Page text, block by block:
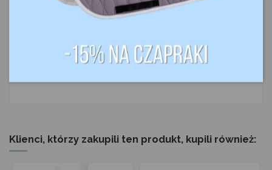
Eleganckie, gładkie nauszniki Eqode by Equiline o modnym, ściętym
się spod paska potylicznego. Na lewym uchu znajduje się logo
kolekcji w kształcie litery Q.
Klienci, którzy zakupili ten produkt, kupili również: